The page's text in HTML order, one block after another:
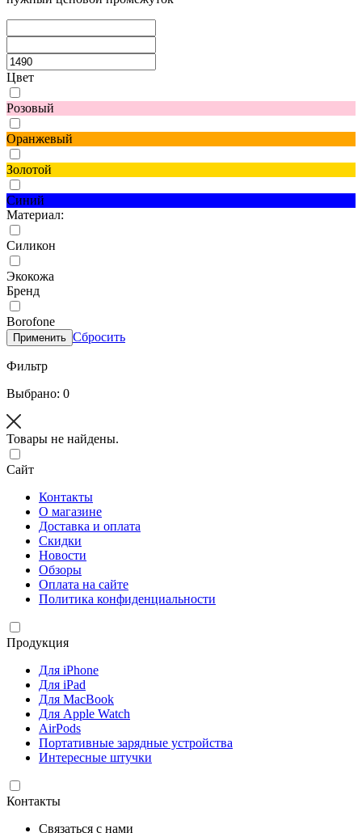
Цвет
Розовый
Оранжевый
Золотой
Синий
Материал:
Силикон
Экокожа
Бренд
Borofone
Применить Сбросить
Фильтр
Выбрано: 0
Товары не найдены.
Сайт
Контакты
О магазине
Доставка и оплата
Скидки
Новости
Обзоры
Оплата на сайте
Политика конфиденциальности
Продукция
Для iPhone
Для iPad
Для MacBook
Для Apple Watch
AirPods
Портативные зарядные устройства
Интересные штучки
Контакты
Связаться с нами